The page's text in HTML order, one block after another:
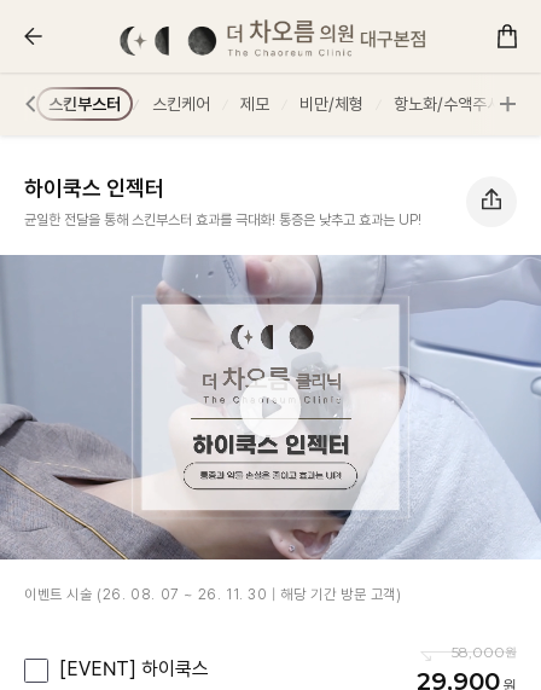
하이쿡스 인젝터 :: 더 차오름의원
스킨부스터 스킨케어 제모 비만/체형 항노화/수액주사
하이쿡스 인젝터
균일한 전달을 통해 스킨부스터 효과를 극대화! 통증은 낮추고 효과는 UP!
이벤트 시술 (26. 08. 07 ~ 26. 11. 30 | 해당 기간 방문 고객)
[EVENT] 하이쿡스
58,000
29,900